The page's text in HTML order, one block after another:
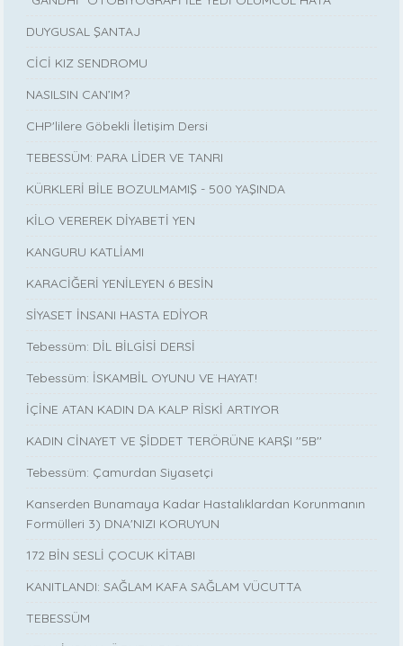
DUYGUSAL ŞANTAJ
CİCİ KIZ SENDROMU
NASILSIN CAN’IM?
CHP'lilere Göbekli İletişim Dersi
TEBESSÜM: PARA LİDER VE TANRI
KÜRKLERİ BİLE BOZULMAMIŞ - 500 YAŞINDA
KİLO VEREREK DİYABETİ YEN
KANGURU KATLİAMI
KARACİĞERİ YENİLEYEN 6 BESİN
SİYASET İNSANI HASTA EDİYOR
Tebessüm: DİL BİLGİSİ DERSİ
Tebessüm: İSKAMBİL OYUNU VE HAYAT!
İÇİNE ATAN KADIN DA KALP RİSKİ ARTIYOR
KADIN CİNAYET VE ŞİDDET TERÖRÜNE KARŞI ''5B''
Tebessüm: Çamurdan Siyasetçi
Kanserden Bunamaya Kadar Hastalıklardan Korunmanın
Formülleri 3) DNA'NIZI KORUYUN
172 BİN SESLİ ÇOCUK KİTABI
KANITLANDI: SAĞLAM KAFA SAĞLAM VÜCUTTA
TEBESSÜM